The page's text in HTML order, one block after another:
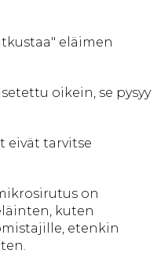
eläimen
oikein, se pysyy
eivät tarvitse
on
kuten
etenkin